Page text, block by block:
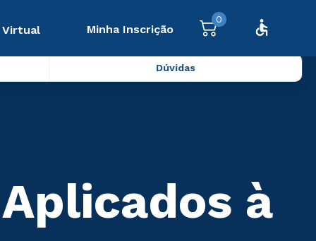
Virtual Minha Inscrição
0
Dúvidas
à